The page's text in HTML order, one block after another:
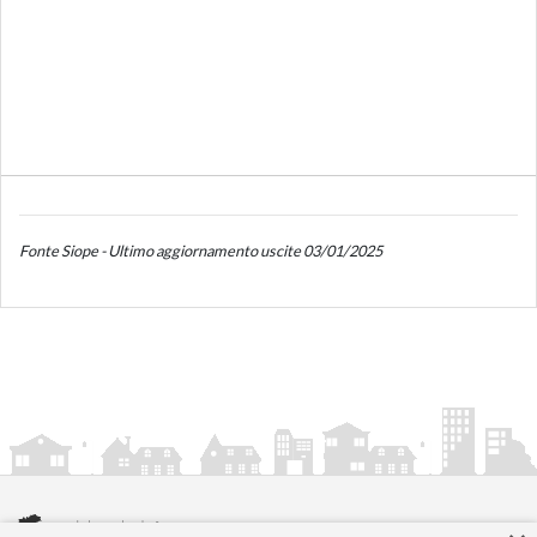
Fonte Siope - Ultimo aggiornamento uscite 03/01/2025